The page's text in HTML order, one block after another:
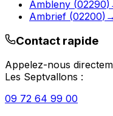
Ambleny (02290)
Ambrief (02200) →
Contact rapide
Appelez-nous
Les Septvallons :
09 72 64 99 00